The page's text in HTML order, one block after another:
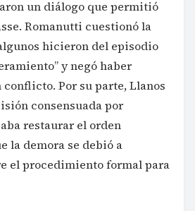
un diálogo que permitió
Romanutti cuestionó la
hicieron del episodio
y negó haber
Por su parte, Llanos
consensuada por
restaurar el orden
la demora se debió a
el procedimiento formal para